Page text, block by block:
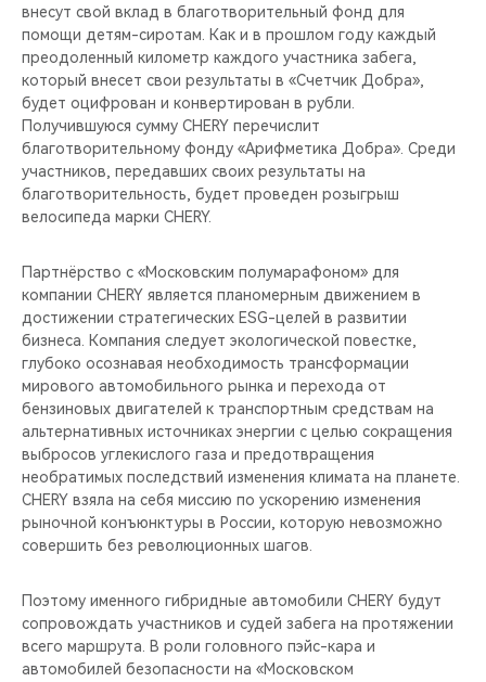
внесут свой вклад в благотворительный фонд для
помощи детям-сиротам. Как и в прошлом году каждый
преодоленный километр каждого участника забега,
который внесет свои результаты в «Счетчик Добра»,
будет оцифрован и конвертирован в рубли.
Получившуюся сумму CHERY перечислит
благотворительному фонду «Арифметика Добра». Среди
участников, передавших своих результаты на
благотворительность, будет проведен розыгрыш
велосипеда марки CHERY.
Партнёрство с «Московским полумарафоном» для
компании CHERY является планомерным движением в
достижении стратегических ESG-целей в развитии
бизнеса. Компания следует экологической повестке,
глубоко осознавая необходимость трансформации
мирового автомобильного рынка и перехода от
бензиновых двигателей к транспортным средствам на
альтернативных источниках энергии с целью сокращения
выбросов углекислого газа и предотвращения
необратимых последствий изменения климата на планете.
CHERY взяла на себя миссию по ускорению изменения
рыночной конъюнктуры в России, которую невозможно
совершить без революционных шагов.
Поэтому именного гибридные автомобили CHERY будут
сопровождать участников и судей забега на протяжении
всего маршрута. В роли головного пэйс-кара и
автомобилей безопасности на «Московском